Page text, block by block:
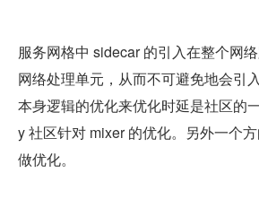
服务网格中 sidecar 的引入在整个网
网络处理单元，从而不可避免地会引
本身逻辑的优化来优化时延是社区的
y 社区针对 mixer 的优化。另外一个
做优化。